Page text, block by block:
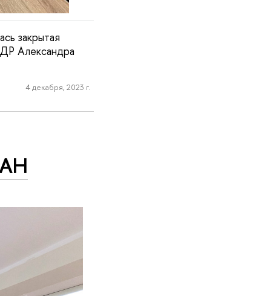
закрытая
Александра
4 декабря, 2023 г.